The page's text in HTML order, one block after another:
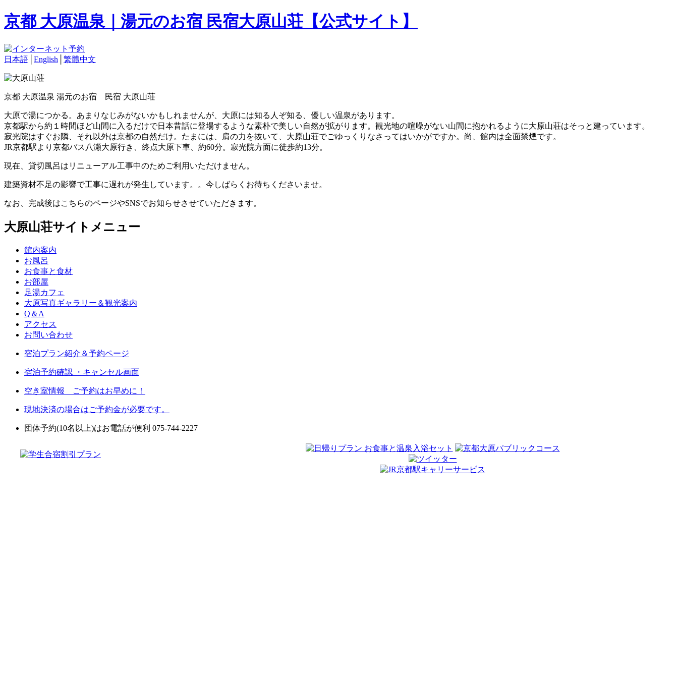
京都 大原温泉｜湯元のお宿 民宿大原山荘【公式サイト】
日本語 English 繁體中文
京都 大原温泉 湯元のお宿 民宿 大原山荘
大原で湯につかる。あまりなじみがないかもしれませんが、大原には知る人ぞ知る、優しい温泉があります。
京都駅から約１時間ほど山間に入るだけで日本昔話に登場するような素朴で美しい自然が拡がります。観光地の喧噪がない山間に抱かれるように大原山荘はそっと建っています。
寂光院はすぐお隣、それ以外は京都の自然だけ。たまには、肩の力を抜いて、大原山荘でごゆっくりなさってはいかがですか。尚、館内は全面禁煙です。
JR京都駅より京都バス八瀬大原行き、終点大原下車、約60分。寂光院方面に徒歩約13分。
現在、貸切風呂はリニューアル工事中のためご利用いただけません。
建築資材不足の影響で工事に遅れが発生しています。。今しばらくお待ちくださいませ。
なお、完成後はこちらのページやSNSでお知らせさせていただきます。
大原山荘サイトメニュー
館内案内
お風呂
お食事と食材
お部屋
足湯カフェ
大原写真ギャラリー＆観光案内
Q＆A
アクセス
お問い合わせ
宿泊プラン紹介＆予約ページ
宿泊予約確認 ・キャンセル画面
空き室情報 ご予約はお早めに！
現地決済の場合はご予約金が必要です。
団体予約(10名以上)はお電話が便利 075-744-2227